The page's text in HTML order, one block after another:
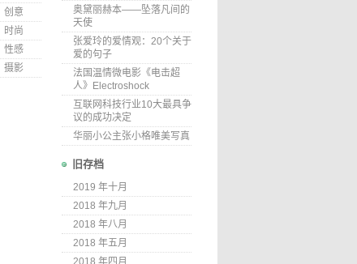
创意
时尚
性感
摄影
奥黛丽赫本——坠落凡间的
天使
张爱玲的爱情观：20个关于
爱的句子
法国温情微电影《电击超
人》Electroshock
互联网科技行业10大最具争
议的成功决定
华丽小公主张小格唯美写真
旧存档
2019 年十月
2018 年九月
2018 年八月
2018 年五月
2018 年四月